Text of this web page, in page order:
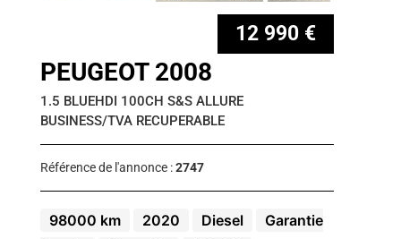
12 990 €
PEUGEOT 2008
1.5 BLUEHDI 100CH S&S ALLURE
BUSINESS/TVA RECUPERABLE
Référence de l'annonce :2747
98000 km 2020 Diesel
Garantie